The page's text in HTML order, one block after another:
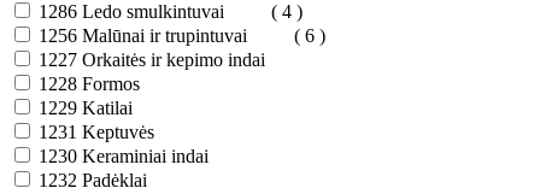
1286 Ledo smulkintuvai
( 4 )
1256 Malūnai ir trupintuvai
( 6 )
1227 Orkaitės ir kepimo indai
1228 Formos
1229 Katilai
1231 Keptuvės
1230 Keraminiai indai
1232 Padėklai